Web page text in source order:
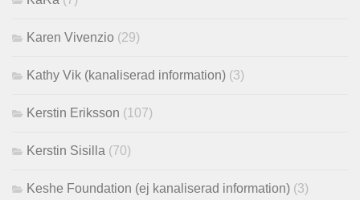
Karen Vivenzio (29)
Kathy Vik (kanaliserad information) (3)
Kerstin Eriksson (107)
Kerstin Sisilla (70)
Keshe Foundation (ej kanaliserad information) (3)